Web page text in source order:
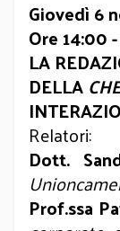
Giovedì 6
Ore 14:00
LA
DELLA
Relatori:
Dott.
Prof.ssa